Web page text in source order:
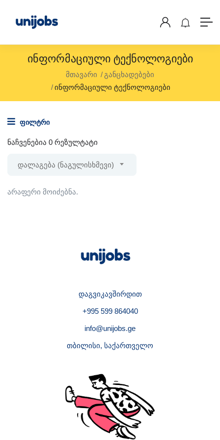
Ინფორმაციული Ტექნოლოგიები
მთავარი
განცხადებები
ინფორმაციული ტექნოლოგიები
ფილტრი
ნაჩვენებია 0 რეზულტატი
დალაგება (ნაგულისხმევი)
არაფერი მოიძებნა.
დაგვიკავშირდით
+995 599 864040
info@unijobs.ge
თბილისი, საქართველო